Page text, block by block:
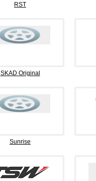
RST
SKAD Original
Sunrise